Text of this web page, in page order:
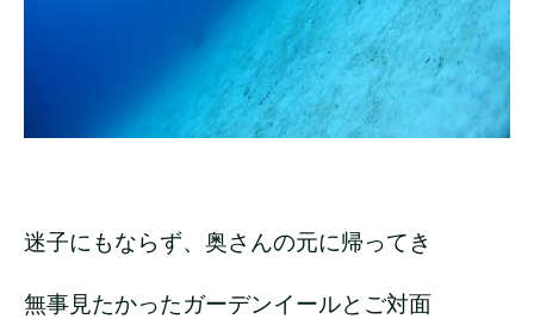
迷子にもならず、奥さんの元に帰ってき
無事見たかったガーデンイールとご対面